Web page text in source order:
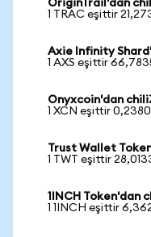
OriginTrail'dan
1 TRAC eşittir
Axie Infinity
1 AXS eşittir
Onyxcoin'dan
1 XCN eşittir
Trust Wallet
1 TWT eşittir
1INCH Token'dan
1 1INCH eşittir